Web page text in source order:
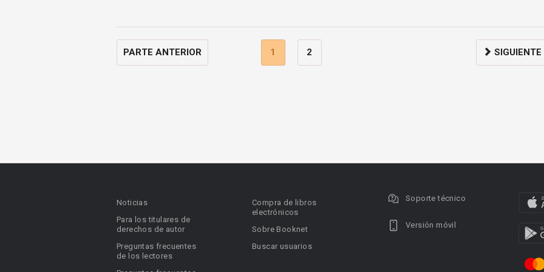
PARTE ANTERIOR 1 2 SIGUIENTE
Noticias
Para los titulares de
derechos de autor
Preguntas frecuentes
de los lectores
Compra de libros
electrónicos
Sobre Booknet
Buscar usuarios
Soporte técnico
Versión móvil